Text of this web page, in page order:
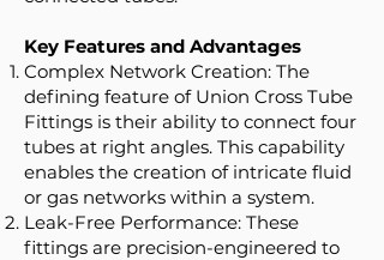
Key Features and Advantages
Complex Network Creation: The
defining feature of Union Cross Tube
Fittings is their ability to connect four
tubes at right angles. This capability
enables the creation of intricate fluid
or gas networks within a system.
Leak-Free Performance: These
fittings are precision-engineered to